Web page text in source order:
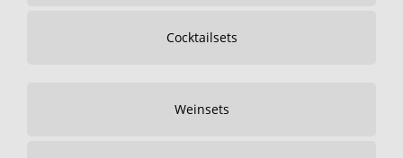
Cocktailsets
Weinsets